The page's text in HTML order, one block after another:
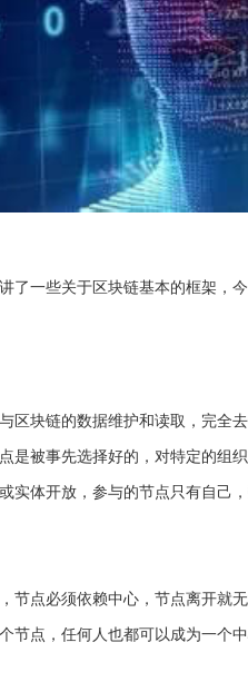
了一些关于区块链基本的框架，
区块链的数据维护和读取，完全
是被事先选择好的，对特定的组织
实体开放，参与的节点只有自己
节点必须依赖中心，节点离开就无
节点，任何人也都可以成为一个